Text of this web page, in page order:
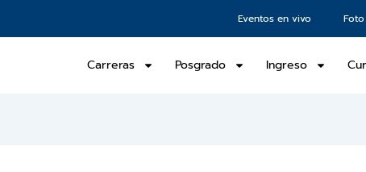
Eventos en vivo Foto
Carreras Posgrado Ingreso